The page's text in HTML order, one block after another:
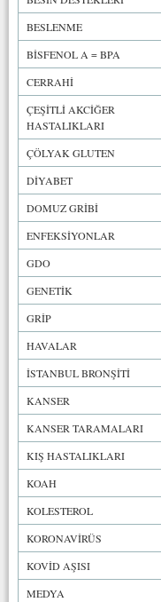
BESLENME
BİSFENOL A = BPA
CERRAHİ
ÇEŞİTLİ AKCİĞER
HASTALIKLARI
ÇÖLYAK GLUTEN
DİYABET
DOMUZ GRİBİ
ENFEKSİYONLAR
GDO
GENETİK
GRİP
HAVALAR
İSTANBUL BRONŞİTİ
KANSER
KANSER TARAMALARI
KIŞ HASTALIKLARI
KOAH
KOLESTEROL
KORONAVİRÜS
KOVİD AŞISI
MEDYA